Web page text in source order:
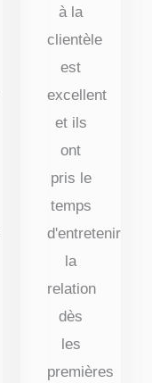
à la
clientèle
est
excellent
et ils
ont
pris le
temps
d'entretenir
la
relation
dès
les
premières